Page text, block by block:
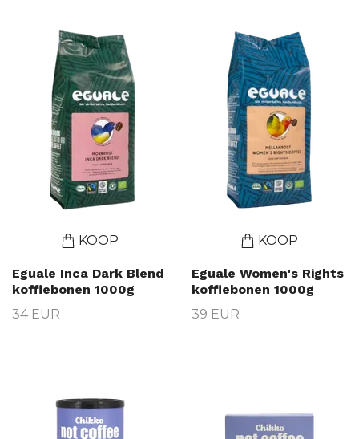
KOOP
Eguale Inca Dark Blend
koffiebonen 1000g
34 EUR
KOOP
Eguale Women's Rights
koffiebonen 1000g
39 EUR